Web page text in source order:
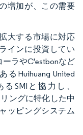
増加が、この需要
大する市場に対応
インに投資してい
ラやC'estbonなど
Huihuang United
SMIと協力し、
ングに特化した中
ッピングシステム